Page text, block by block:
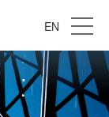
EN